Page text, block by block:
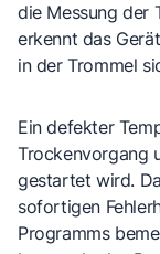
die Messung der
erkennt das
in der Trommel
Ein defekter
Trockenvorgang
gestartet wird.
sofortigen
Programms